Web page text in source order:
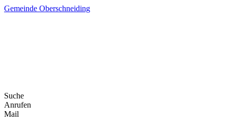
Skip
Gemeinde Oberschneiding
Suche
Anrufen
Mail